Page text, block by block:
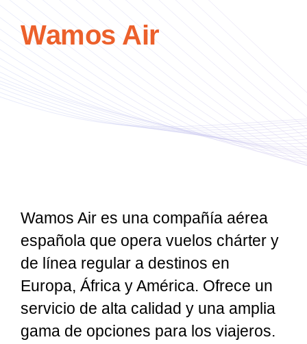
Wamos Air
Wamos Air es una compañía aérea
española que opera vuelos chárter y
de línea regular a destinos en
Europa, África y América. Ofrece un
servicio de alta calidad y una amplia
gama de opciones para los viajeros.